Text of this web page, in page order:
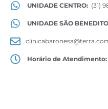
UNIDADE CENTRO: (31)
UNIDADE SÃO
Horário de Atendimento: